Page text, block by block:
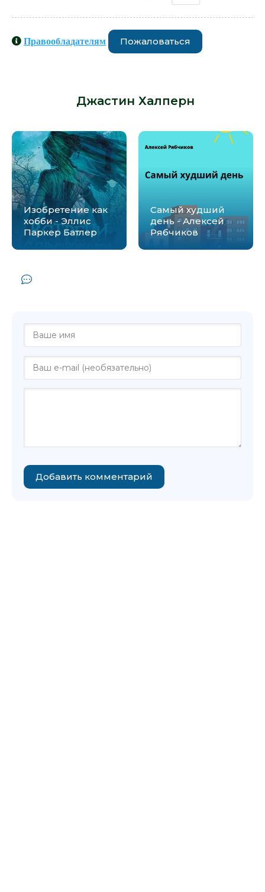
Правообладателям Пожаловаться
Джастин Халперн
Изобретение как
хобби - Эллис
Паркер Батлер
Самый худший
день - Алексей
Рябчиков
Добавить комментарий